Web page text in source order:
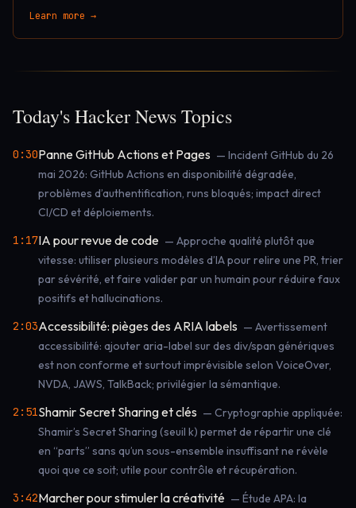
Learn more →
Today's Hacker News Topics
0:30Panne GitHub Actions et Pages — Incident GitHub du 26
mai 2026: GitHub Actions en disponibilité dégradée,
problèmes d’authentification, runs bloqués; impact direct
CI/CD et déploiements.
1:17IA pour revue de code — Approche qualité plutôt que
vitesse: utiliser plusieurs modèles d’IA pour relire une PR, trier
par sévérité, et faire valider par un humain pour réduire faux
positifs et hallucinations.
2:03Accessibilité: pièges des ARIA labels — Avertissement
accessibilité: ajouter aria-label sur des div/span génériques
est non conforme et surtout imprévisible selon VoiceOver,
NVDA, JAWS, TalkBack; privilégier la sémantique.
2:51Shamir Secret Sharing et clés — Cryptographie appliquée:
Shamir’s Secret Sharing (seuil k) permet de répartir une clé
en “parts” sans qu’un sous-ensemble insuffisant ne révèle
quoi que ce soit; utile pour contrôle et récupération.
3:42Marcher pour stimuler la créativité — Étude APA: la